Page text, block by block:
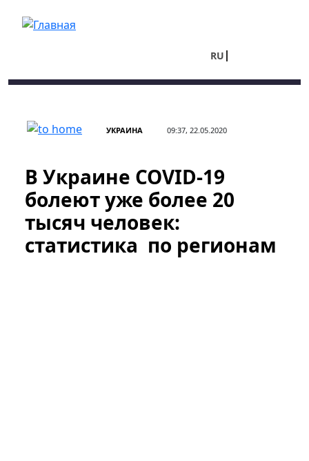
RU
УКРАИНА 09:37, 22.05.2020
В Украине COVID-19
болеют уже более 20
тысяч человек:
статистика по регионам